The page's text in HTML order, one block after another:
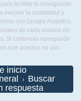
facilitar tu navegación,
mejorar la usabilidad y
con Google Analytics.
de cada usuario no
Si continuas navegando
que aceptas su uso.
inicio
Buscar
respuesta